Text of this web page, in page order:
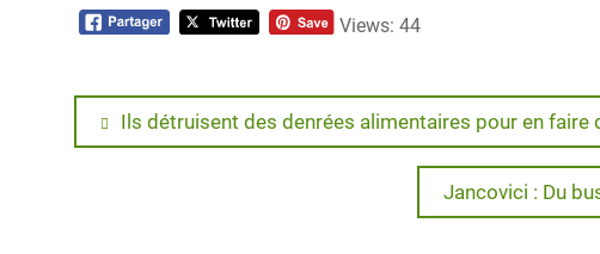
Views: 44
Navigation
Previous
post:
Ils détruisent des denrées alimentaires pour en faire
Next
post:
Jancovici : Du